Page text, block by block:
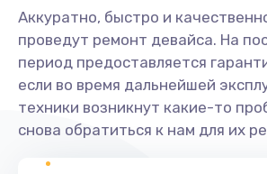
Аккуратно, быстро и
проведут ремонт девайса. На
период предоставляется
если во время дальнейшей
техники возникнут какие-то
снова обратиться к нам для их